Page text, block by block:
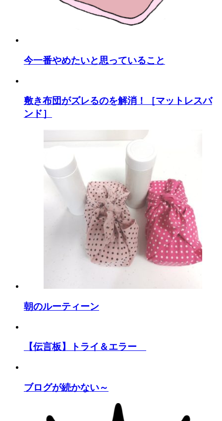
今一番やめたいと思っていること
敷き布団がズレるのを解消！［マットレスバ
ンド］
朝のルーティーン
【伝言板】トライ＆エラー
ブログが続かない～